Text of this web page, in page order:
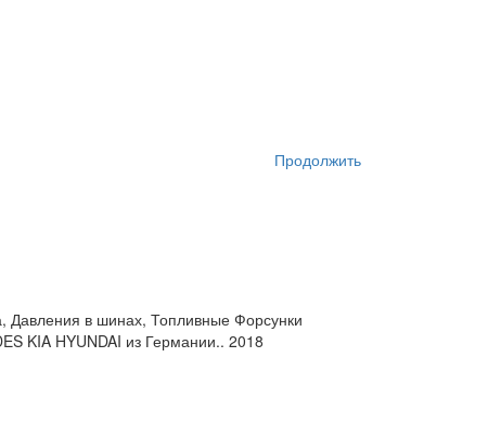
Продолжить
Давления в шинах, Топливные Форсунки
KIA HYUNDAI из Германии.. 2018